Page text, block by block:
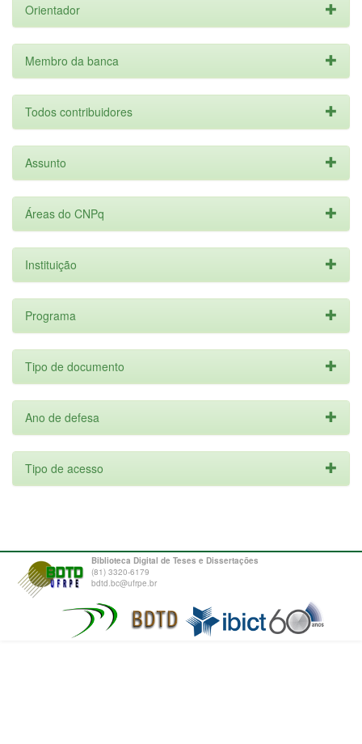
Orientador
Membro da banca
Todos contribuidores
Assunto
Áreas do CNPq
Instituição
Programa
Tipo de documento
Ano de defesa
Tipo de acesso
Biblioteca Digital de Teses e Dissertações
(81) 3320-6179
bdtd.bc@ufrpe.br